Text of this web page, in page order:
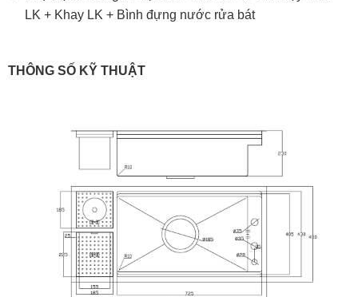
LK + Khay LK + Bình đựng nước rửa bát
THÔNG SỐ KỸ THUẬT